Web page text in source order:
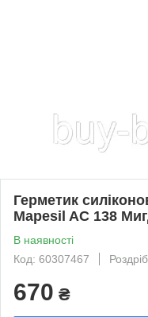
Герметик
Mapesil AC 138
В наявності
Код: 60307467
Роздріб
670 ₴